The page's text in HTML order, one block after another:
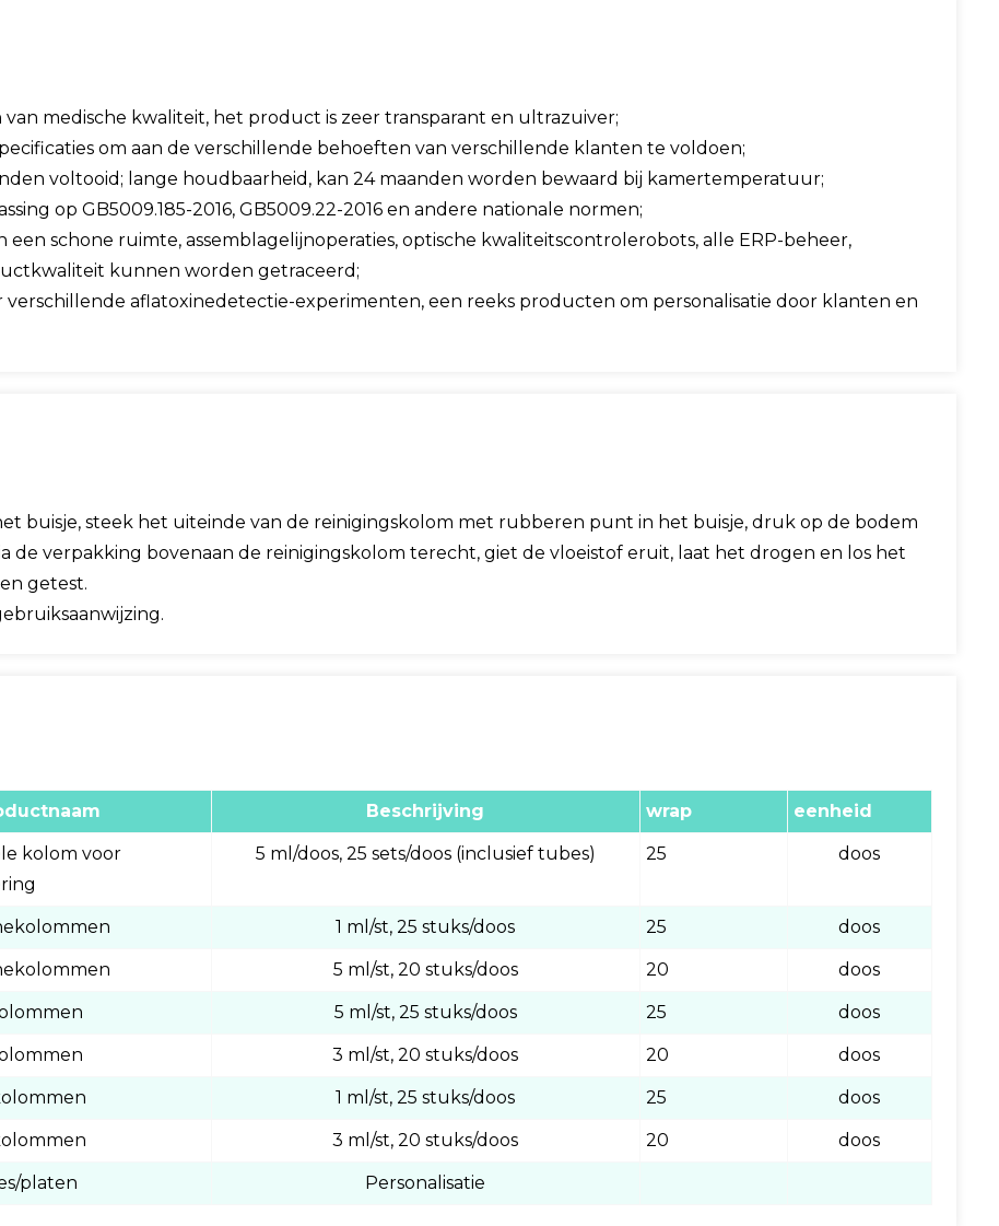
medische kwaliteit, het product is zeer transparant en ultrazuiver;
om aan de verschillende behoeften van verschillende klanten te voldoen;
voltooid; lange houdbaarheid, kan 24 maanden worden bewaard bij kamertemperatuur;
op GB5009.185-2016, GB5009.22-2016 en andere nationale normen;
schone ruimte, assemblagelijnoperaties, optische kwaliteitscontrolerobots, alle ERP-beheer,
kunnen worden getraceerd;
verschillende aflatoxinedetectie-experimenten, een reeks producten om personalisatie door klanten en
buisje, steek het uiteinde van de reinigingskolom met rubberen punt in het buisje, druk op de bodem
de verpakking bovenaan de reinigingskolom terecht, giet de vloeistof eruit, laat het drogen en los het
getest.
Beschrijving wrap eenheid
kolom voor
5 ml/doos, 25 sets/doos (inclusief tubes) 25 doos
1 ml/st, 25 stuks/doos 25 doos
5 ml/st, 20 stuks/doos 20 doos
5 ml/st, 25 stuks/doos 25 doos
3 ml/st, 20 stuks/doos 20 doos
1 ml/st, 25 stuks/doos 25 doos
3 ml/st, 20 stuks/doos 20 doos
platen Personalisatie